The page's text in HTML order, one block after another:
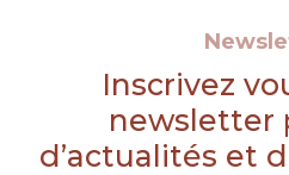
Inscrivez
newsletter
d’actualités et